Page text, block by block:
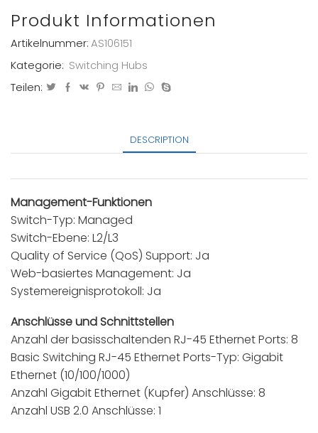
Produkt Informationen
Artikelnummer:AS106151
Kategorie: Switching Hubs
Teilen:
DESCRIPTION
Management-Funktionen
Switch-Typ: Managed
Switch-Ebene: L2/L3
Quality of Service (QoS) Support: Ja
Web-basiertes Management: Ja
Systemereignisprotokoll: Ja
Anschlüsse und Schnittstellen
Anzahl der basisschaltenden RJ-45 Ethernet Ports: 8
Basic Switching RJ-45 Ethernet Ports-Typ: Gigabit
Ethernet (10/100/1000)
Anzahl Gigabit Ethernet (Kupfer) Anschlüsse: 8
Anzahl USB 2.0 Anschlüsse: 1